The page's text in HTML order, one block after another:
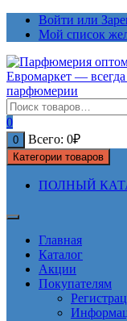
ПерейтиВойти или
Мой список
0
0 Всего: 0₽
Категории товаров
ПОЛНЫЙ
Главная
Каталог
Акции
Покупателям